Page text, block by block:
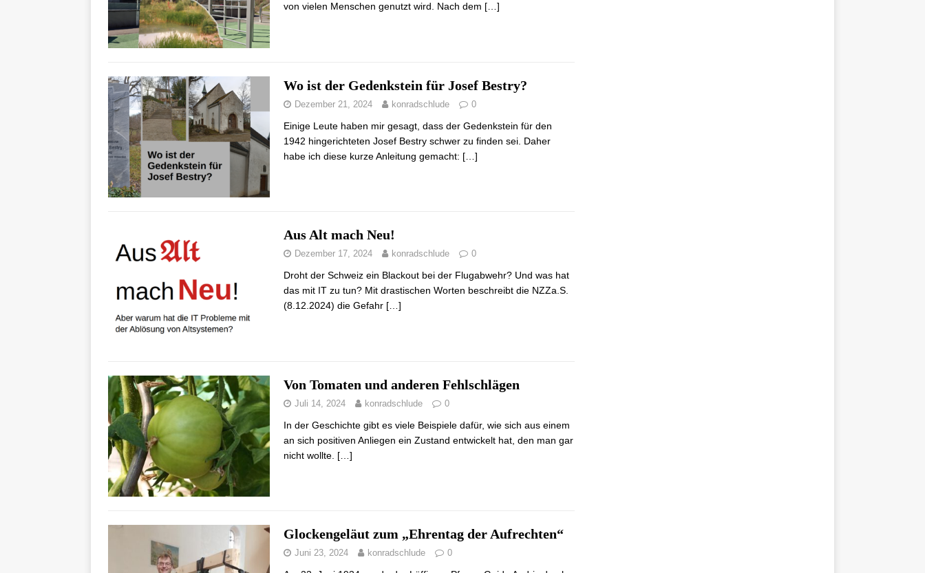
von vielen Menschen genutzt wird. Nach dem […]
Wo ist der Gedenkstein für Josef Bestry?
Dezember 21, 2024 konradschlude 0
Einige Leute haben mir gesagt, dass der Gedenkstein für den
1942 hingerichteten Josef Bestry schwer zu finden sei. Daher
habe ich diese kurze Anleitung gemacht: […]
Aus Alt mach Neu!
Dezember 17, 2024 konradschlude 0
Droht der Schweiz ein Blackout bei der Flugabwehr? Und was hat
das mit IT zu tun? Mit drastischen Worten beschreibt die NZZa.S.
(8.12.2024) die Gefahr […]
Von Tomaten und anderen Fehlschlägen
Juli 14, 2024 konradschlude 0
In der Geschichte gibt es viele Beispiele dafür, wie sich aus einem
an sich positiven Anliegen ein Zustand entwickelt hat, den man gar
nicht wollte. […]
Glockengeläut zum „Ehrentag der Aufrechten“
Juni 23, 2024 konradschlude 0